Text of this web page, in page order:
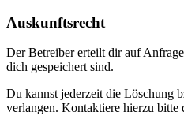
Auskunftsrecht
Der Betreiber erteilt dir auf
dich gespeichert sind.
Du kannst jederzeit die Löschung
verlangen. Kontaktiere hierzu bitte